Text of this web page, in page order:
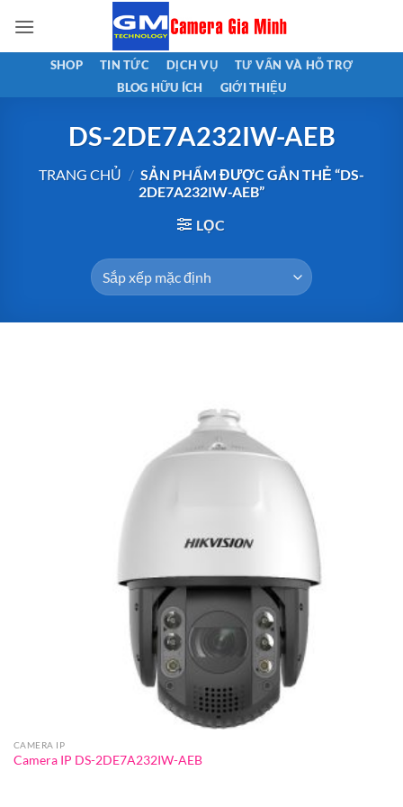
qua
nội
SHOP TIN TỨC DỊCH VỤ
TƯ VẤN VÀ HỖ TRỢ
BLOG HỮU ÍCH
GIỚI THIỆU
DS-2DE7A232IW-AEB
TRANG CHỦ / SẢN PHẨM ĐƯỢC GẮN THẺ “DS-
2DE7A232IW-AEB”
LỌC
CAMERA IP
Camera IP DS-2DE7A232IW-AEB